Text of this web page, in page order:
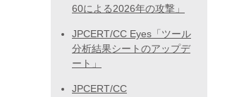
60による2026年の攻撃」
JPCERT/CC Eyes「ツール
分析結果シートのアップデ
ート」
JPCERT/CC